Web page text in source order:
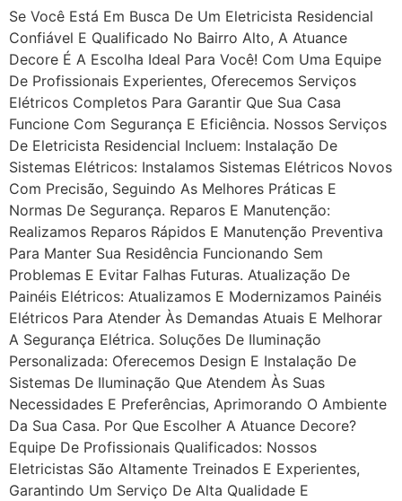
Se Você Está Em Busca De Um Eletricista Residencial
Confiável E Qualificado No Bairro Alto, A Atuance
Decore É A Escolha Ideal Para Você! Com Uma Equipe
De Profissionais Experientes, Oferecemos Serviços
Elétricos Completos Para Garantir Que Sua Casa
Funcione Com Segurança E Eficiência. Nossos Serviços
De Eletricista Residencial Incluem: Instalação De
Sistemas Elétricos: Instalamos Sistemas Elétricos Novos
Com Precisão, Seguindo As Melhores Práticas E
Normas De Segurança. Reparos E Manutenção:
Realizamos Reparos Rápidos E Manutenção Preventiva
Para Manter Sua Residência Funcionando Sem
Problemas E Evitar Falhas Futuras. Atualização De
Painéis Elétricos: Atualizamos E Modernizamos Painéis
Elétricos Para Atender Às Demandas Atuais E Melhorar
A Segurança Elétrica. Soluções De Iluminação
Personalizada: Oferecemos Design E Instalação De
Sistemas De Iluminação Que Atendem Às Suas
Necessidades E Preferências, Aprimorando O Ambiente
Da Sua Casa. Por Que Escolher A Atuance Decore?
Equipe De Profissionais Qualificados: Nossos
Eletricistas São Altamente Treinados E Experientes,
Garantindo Um Serviço De Alta Qualidade E